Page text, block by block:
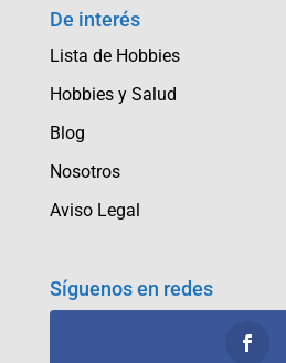
De interés
Lista de Hobbies
Hobbies y Salud
Blog
Nosotros
Aviso Legal
Síguenos en redes